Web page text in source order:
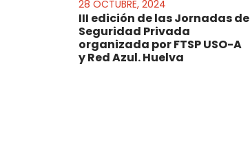
28 OCTUBRE, 2024
III edición de las Jornadas de
Seguridad Privada
organizada por FTSP USO-A
y Red Azul. Huelva